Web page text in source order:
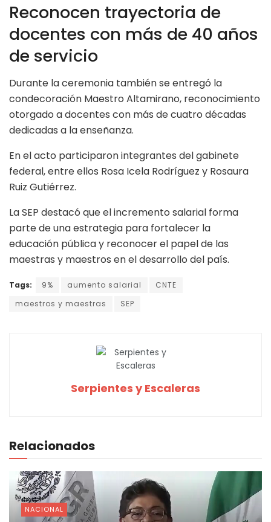
Reconocen trayectoria de
docentes con más de 40 años
de servicio
Durante la ceremonia también se entregó la
condecoración Maestro Altamirano, reconocimiento
otorgado a docentes con más de cuatro décadas
dedicadas a la enseñanza.
En el acto participaron integrantes del gabinete
federal, entre ellos Rosa Icela Rodríguez y Rosaura
Ruiz Gutiérrez.
La SEP destacó que el incremento salarial forma
parte de una estrategia para fortalecer la
educación pública y reconocer el papel de las
maestras y maestros en el desarrollo del país.
Tags: 9% aumento salarial
CNTE
maestros y maestras
SEP
Serpientes y Escaleras
Relacionados
NACIONAL